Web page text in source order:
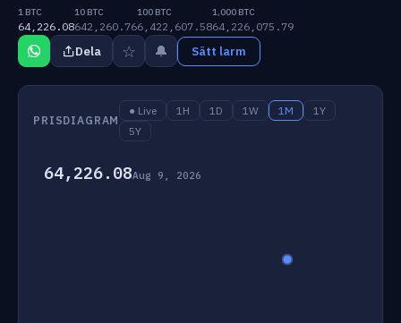
1 BTC
64,226.08
10 BTC
642,260.76
100 BTC
6,422,607.58
1,000 BTC
64,226,075.79
Dela ☆ 🔔 Sätt larm
PRISDIAGRAM
● Live 1H 1D 1W 1M
1Y
5Y
64,226.08Aug 9, 2026